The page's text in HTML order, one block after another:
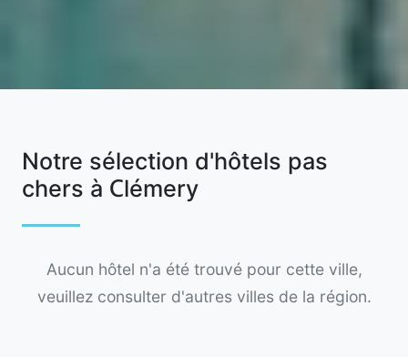
Notre sélection d'hôtels pas
chers à Clémery
Aucun hôtel n'a été trouvé pour cette ville,
veuillez consulter d'autres villes de la région.